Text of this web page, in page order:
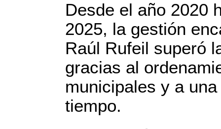
Desde el año 2020
2025, la gestión
Raúl Rufeil superó
gracias al
municipales y a
tiempo.